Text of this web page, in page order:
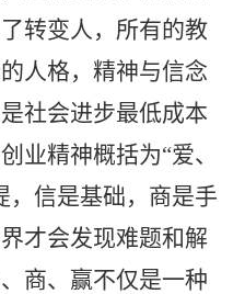
转变人，所有的教
人格，精神与信念
社会进步最低成本
业精神概括为“爱、
，信是基础，商是手
才会发现难题和解
商、赢不仅是一种